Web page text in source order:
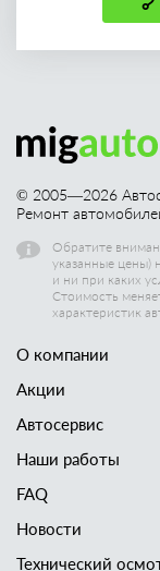
© 2005—2026
Ремонт
Обратите
указанные цены)
и ни при каких
Стоимость
характеристик
О компании
Акции
Автосервис
Наши работы
FAQ
Новости
Технический